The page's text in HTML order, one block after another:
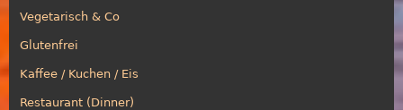
Vegetarisch & Co
Glutenfrei
Kaffee / Kuchen / Eis
Restaurant (Dinner)